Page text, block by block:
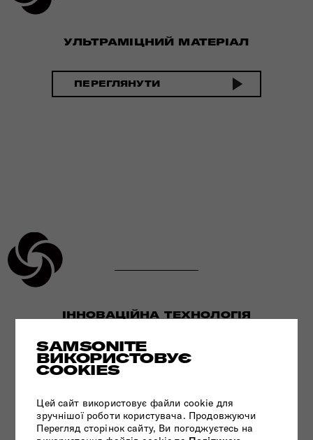
SAMSONITE
ВИКОРИСТОВУЄ
COOKIES
Цей сайт використовує файли cookie для
зручнішої роботи користувача. Продовжуючи
Перегляд сторінок сайту, Ви погоджуєтесь на
УЛЬТРАМІЦНИЙ МАТЕРІАЛ
ПЕРЕГЛЯНУТИ
ІННОВАЦІЙНА ТЕХНОЛОГІЯ
ПЕРЕГЛЯНУТИ